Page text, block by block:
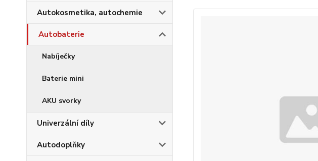
Autokosmetika, autochemie
Autobaterie
Nabíječky
Baterie mini
AKU svorky
Univerzální díly
Autodoplňky